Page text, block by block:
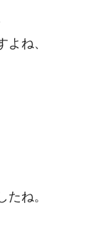
ね、
たね。